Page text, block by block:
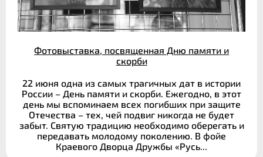
Фотовыставка, посвященная Дню памяти и
скорби
22 июня одна из самых трагичных дат в истории
России – День памяти и скорби. Ежегодно, в этот
день мы вспоминаем всех погибших при защите
Отечества – тех, чей подвиг никогда не будет
забыт. Святую традицию необходимо оберегать и
передавать молодому поколению. В фойе
Краевого Дворца Дружбы «Русь...